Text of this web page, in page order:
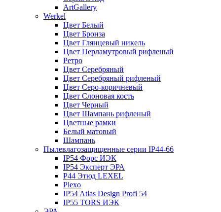
ArtGallery
Werkel
Цвет Белый
Цвет Бронза
Цвет Глянцевый никель
Цвет Перламутровый рифленый
Ретро
Цвет Серебряный
Цвет Серебряный рифленый
Цвет Серо-коричневый
Цвет Слоновая кость
Цвет Черный
Цвет Шампань рифленый
Цветные рамки
Белый матовый
Шампань
Пылевлагозащищенные серии IP44-66
IP54 Форс ИЭК
IP54 Эксперт ЭРА
P44 Этюд LEXEL
Plexo
IP54 Atlas Design Profi 54
IP55 TORS ИЭК